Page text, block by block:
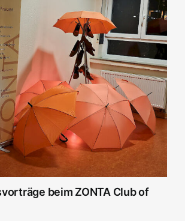
beim ZONTA Club of